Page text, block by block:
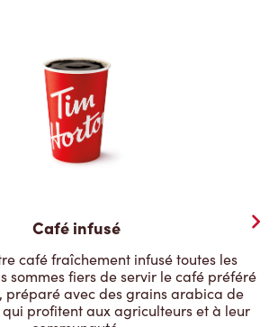
Café infusé
café fraîchement infusé toutes les
sommes fiers de servir le café préféré
préparé avec des grains arabica de
profitent aux agriculteurs et à leur